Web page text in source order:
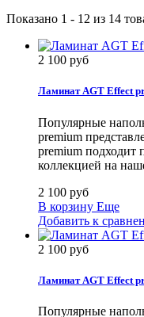
Показано 1 - 12 из 14
2 100 руб
Ламинат AGT Effect
Популярные
premium
premium подходит
коллекцией на
2 100 руб
В корзину Еще
Добавить к
2 100 руб
Ламинат AGT Effect
Популярные